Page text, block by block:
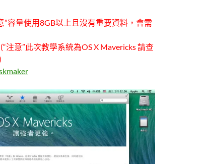
”容量使用8GB以上且沒有重要資料，會需
(“注意”此次教學系統為OS X Mavericks 請查